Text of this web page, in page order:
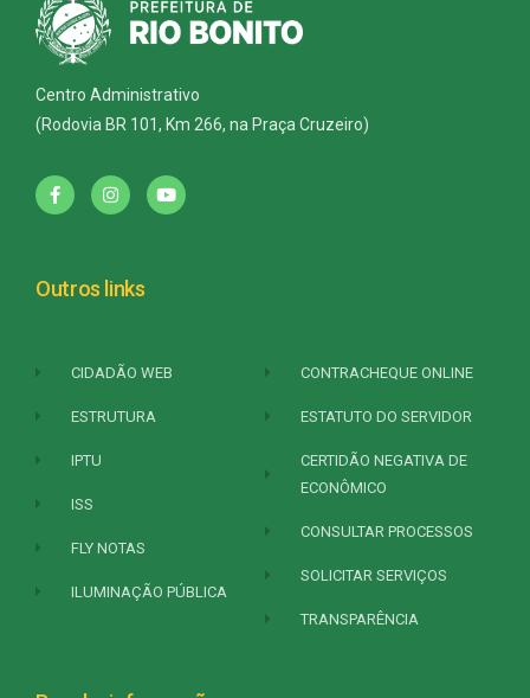
Centro Administrativo
(Rodovia BR 101, Km 266, na Praça Cruzeiro)
Outros links
CIDADÃO WEB
ESTRUTURA
IPTU
ISS
FLY NOTAS
ILUMINAÇÃO PÚBLICA
CONTRACHEQUE ONLINE
ESTATUTO DO SERVIDOR
CERTIDÃO NEGATIVA DE
ECONÔMICO
CONSULTAR PROCESSOS
SOLICITAR SERVIÇOS
TRANSPARÊNCIA